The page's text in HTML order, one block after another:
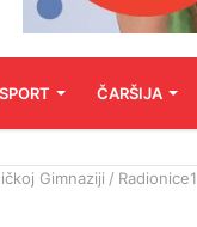
SPORT ČARŠIJA
Gimnaziji / Radionice1